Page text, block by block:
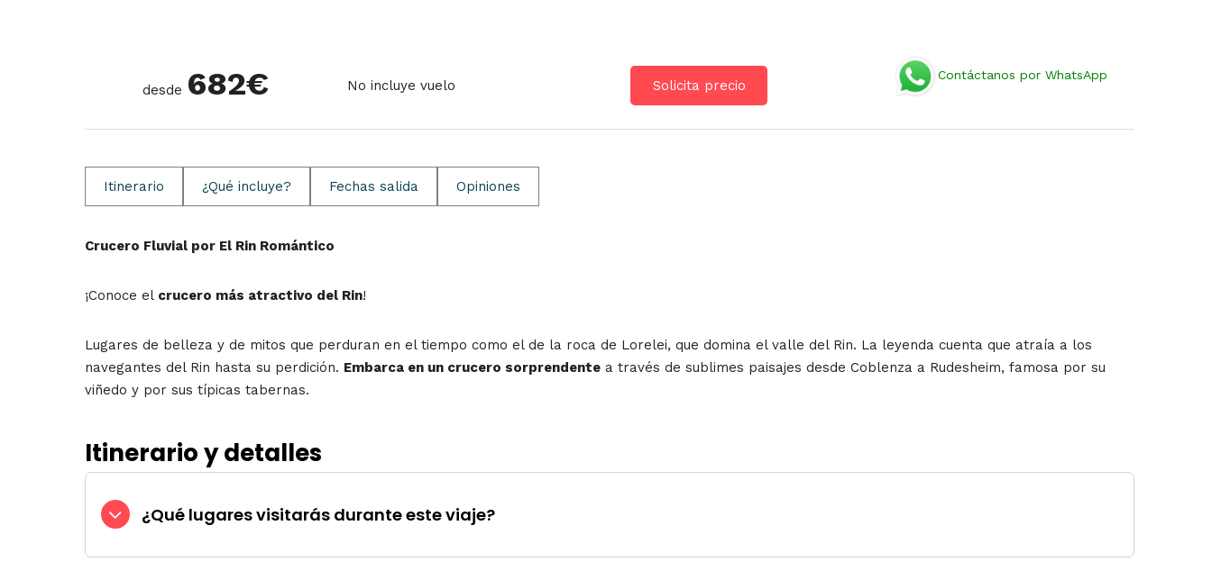
desde 682€ No incluye vuelo Solicita precio
Contáctanos por WhatsApp
Itinerario ¿Qué incluye? Fechas salida Opiniones
Crucero Fluvial por El Rin Romántico
¡Conoce el crucero más atractivo del Rin!
Lugares de belleza y de mitos que perduran en el tiempo como el de la roca de Lorelei, que domina el valle del Rin. La leyenda cuenta que atraía a los
navegantes del Rin hasta su perdición. Embarca en un crucero sorprendente a través de sublimes paisajes desde Coblenza a Rudesheim, famosa por su
viñedo y por sus típicas tabernas.
Itinerario y detalles
¿Qué lugares visitarás durante este viaje?